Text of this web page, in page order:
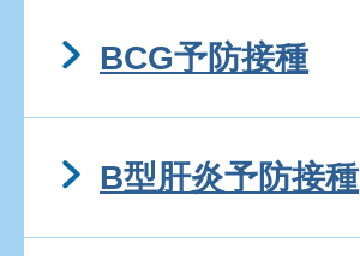
BCG予防接種
B型肝炎予防接種